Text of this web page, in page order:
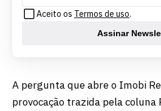
Aceito os Termos de uso.
Assinar
A pergunta que abre o Imobi
provocação trazida pela coluna